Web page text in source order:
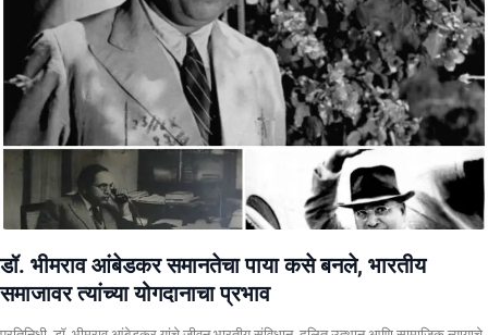
डॉ. भीमराव आंबेडकर समानतेचा पाया कसे बनले, भारतीय
समाजावर त्यांच्या योगदानाचा प्रभाव